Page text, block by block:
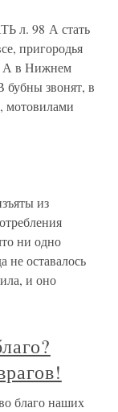
л. 98 А стать
пригородья
А в Нижнем
бубны звонят, в
мотовилами
из
ни одно
не оставалось
и оно
благо наших